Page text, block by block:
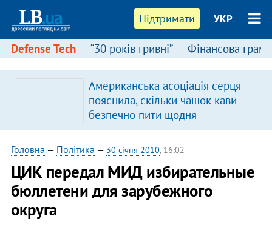
Підтримати УКР
Defense Tech “30 років гривні” Фінансова
Американська асоціація серця
пояснила, скільки чашок кави
безпечно пити щодня
Головна — Політика — 30 січня 2010, 16:02
ЦИК передал МИД избирательные
бюллетени для зарубежного
округа